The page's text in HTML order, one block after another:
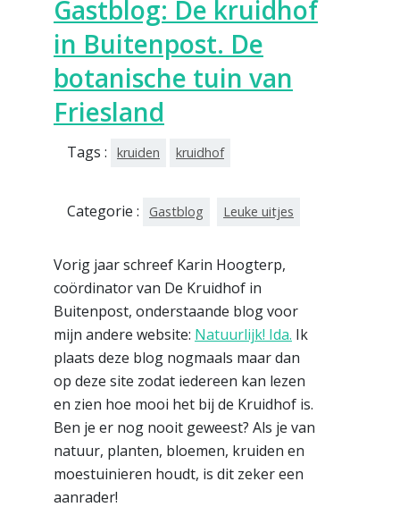
Gastblog: De kruidhof
in Buitenpost. De
botanische tuin van
Friesland
Tags : kruiden kruidhof
Categorie : Gastblog Leuke uitjes
Vorig jaar schreef Karin Hoogterp,
coördinator van De Kruidhof in
Buitenpost, onderstaande blog voor
mijn andere website: Natuurlijk! Ida. Ik
plaats deze blog nogmaals maar dan
op deze site zodat iedereen kan lezen
en zien hoe mooi het bij de Kruidhof is.
Ben je er nog nooit geweest? Als je van
natuur, planten, bloemen, kruiden en
moestuinieren houdt, is dit zeker een
aanrader!